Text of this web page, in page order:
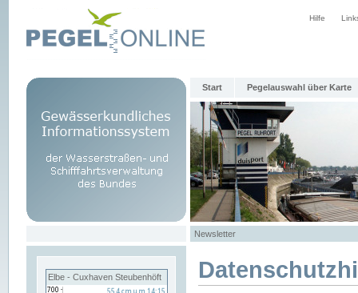
Hilfe
Start Pegelauswahl über Karte
Newsletter
Elbe - Cuxhaven Steubenhöft